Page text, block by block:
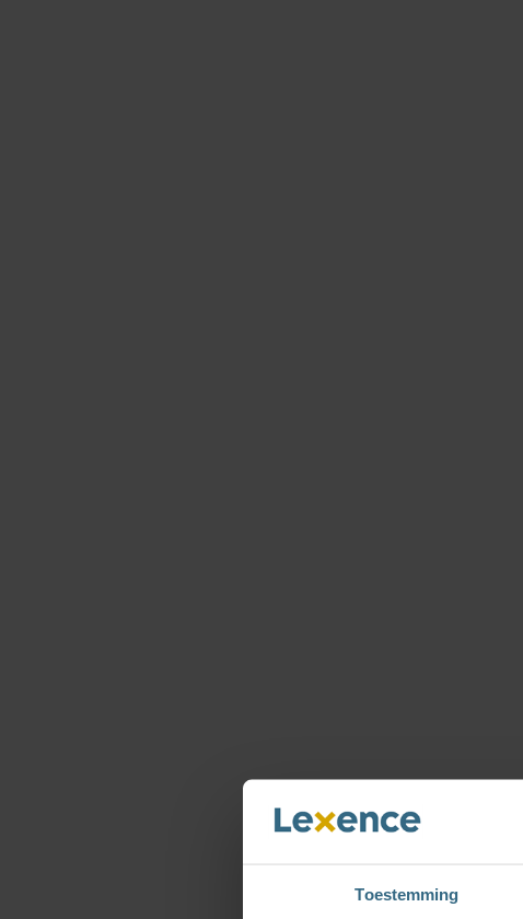
Toestemming